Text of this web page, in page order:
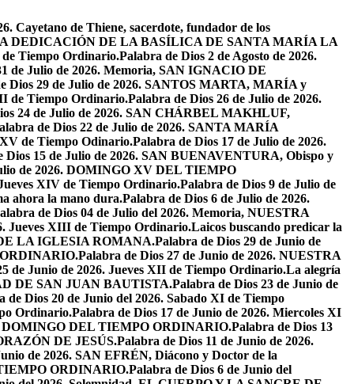
Cayetano de Thiene, sacerdote, fundador de los
LA DEDICACIÓN DE LA BASÍLICA DE SANTA MARÍA LA
de Tiempo Ordinario.Palabra de Dios 2 de Agosto de 2026.
de Julio de 2026. Memoria, SAN IGNACIO DE
Dios 29 de Julio de 2026. SANTOS MARTA, MARÍA y
de Tiempo Ordinario.Palabra de Dios 26 de Julio de 2026.
24 de Julio de 2026. SAN CHÁRBEL MAKHLUF,
de Dios 22 de Julio de 2026. SANTA MARÍA
de Tiempo Odinario.Palabra de Dios 17 de Julio de 2026.
Dios 15 de Julio de 2026. SAN BUENAVENTURA, Obispo y
de 2026. DOMINGO XV DEL TIEMPO
XIV de Tiempo Ordinario.Palabra de Dios 9 de Julio de
ahora la mano dura.Palabra de Dios 6 de Julio de 2026.
de Dios 04 de Julio del 2026. Memoria, NUESTRA
Jueves XIII de Tiempo Ordinario.Laicos buscando predicar la
LA IGLESIA ROMANA.Palabra de Dios 29 de Junio de
Palabra de Dios 27 de Junio de 2026. NUESTRA
de Junio de 2026. Jueves XII de Tiempo Ordinario.La alegría
DE SAN JUAN BAUTISTA.Palabra de Dios 23 de Junio de
de Dios 20 de Junio del 2026. Sabado XI de Tiempo
Ordinario.Palabra de Dios 17 de Junio de 2026. Miercoles XI
DOMINGO DEL TIEMPO ORDINARIO.Palabra de Dios 13
DE JESÚS.Palabra de Dios 11 de Junio de 2026.
de 2026. SAN EFRÉN, Diácono y Doctor de la
ORDINARIO.Palabra de Dios 6 de Junio del